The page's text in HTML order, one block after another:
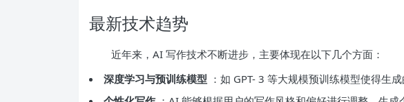
最新技术趋势
近年来，AI 写作技术不断进步，主要体现在以下几个方面：
深度学习与预训练模型 ：如 GPT- 3 等大规模预训练模型使得生